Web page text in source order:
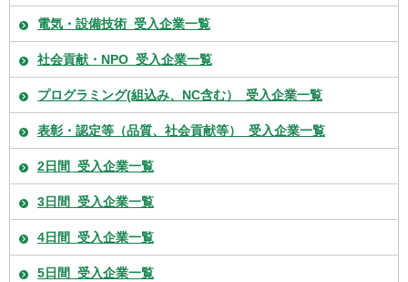
電気・設備技術_受入企業一覧
社会貢献・NPO_受入企業一覧
プログラミング(組込み、NC含む）_受入企業一覧
表彰・認定等（品質、社会貢献等）_受入企業一覧
2日間_受入企業一覧
3日間_受入企業一覧
4日間_受入企業一覧
5日間_受入企業一覧